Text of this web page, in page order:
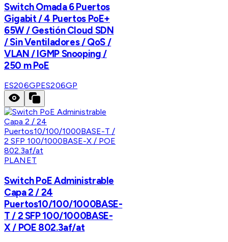
Switch Omada 6 Puertos
Gigabit / 4 Puertos PoE+
65W / Gestión Cloud SDN
/ Sin Ventiladores / QoS /
VLAN / IGMP Snooping /
250 m PoE
ES206GPES206GP
PLANET
Switch PoE Administrable
Capa 2 / 24
Puertos10/100/1000BASE-
T / 2 SFP 100/1000BASE-
X / POE 802.3af/at